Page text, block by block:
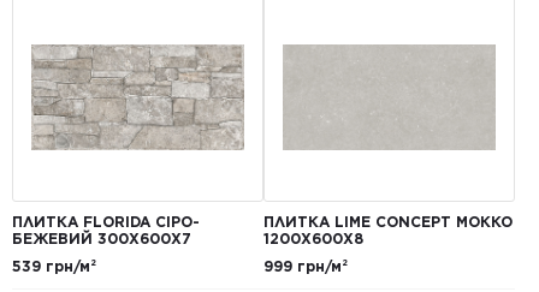
ПЛИТКА FLORIDA СІРО-
БЕЖЕВИЙ 300Х600Х7
539 грн/м²
ПЛИТКА LIME CONCEPT МОККО
1200Х600Х8
999 грн/м²